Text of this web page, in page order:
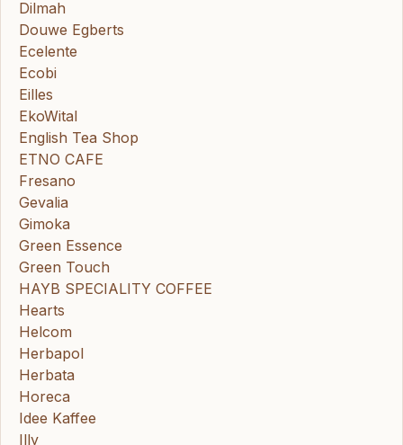
Dilmah
Douwe Egberts
Ecelente
Ecobi
Eilles
EkoWital
English Tea Shop
ETNO CAFE
Fresano
Gevalia
Gimoka
Green Essence
Green Touch
HAYB SPECIALITY COFFEE
Hearts
Helcom
Herbapol
Herbata
Horeca
Idee Kaffee
Illy